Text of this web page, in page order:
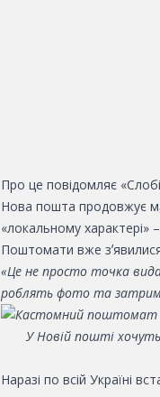
Про це повідомляє
Нова пошта продовжує
«локальному характері»
Поштомати вже зʼявилися
«Це не просто точка
роблять фото та
У Новій пошті хочуть
Наразі по всій Україні